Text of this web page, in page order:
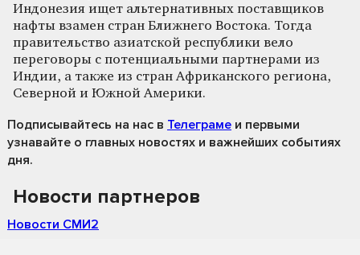
Индонезия ищет альтернативных поставщиков
нафты взамен стран Ближнего Востока. Тогда
правительство азиатской республики вело
переговоры с потенциальными партнерами из
Индии, а также из стран Африканского региона,
Северной и Южной Америки.
Подписывайтесь на нас в Телеграме и первыми
узнавайте о главных новостях и важнейших событиях
дня.
Новости партнеров
Новости СМИ2